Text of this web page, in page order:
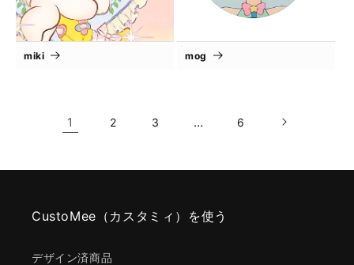
miki mog
1 2 3 … 6
CustoMee（カスタミィ）を使う
デザイン済商品